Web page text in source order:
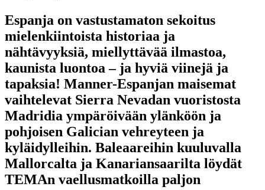
Espanja on vastustamaton sekoitus
mielenkiintoista historiaa ja
nähtävyyksiä, miellyttävää ilmastoa,
kaunista luontoa – ja hyviä viinejä ja
tapaksia! Manner-Espanjan maisemat
vaihtelevat Sierra Nevadan vuoristosta
Madridia ympäröivään ylänköön ja
pohjoisen Galician vehreyteen ja
kyläidylleihin. Baleaareihin kuuluvalla
Mallorcalta ja Kanariansaarilta löydät
TEMAn vaellusmatkoilla paljon